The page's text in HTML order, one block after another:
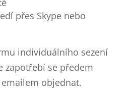
přes Skype nebo
individuálního sezení
zapotřebí se předem
objednat.